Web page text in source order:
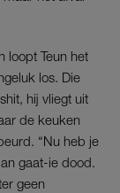
loopt Teun het
los. Die
hij vliegt uit
de keuken
“Nu heb je
gaat-ie dood.
geen